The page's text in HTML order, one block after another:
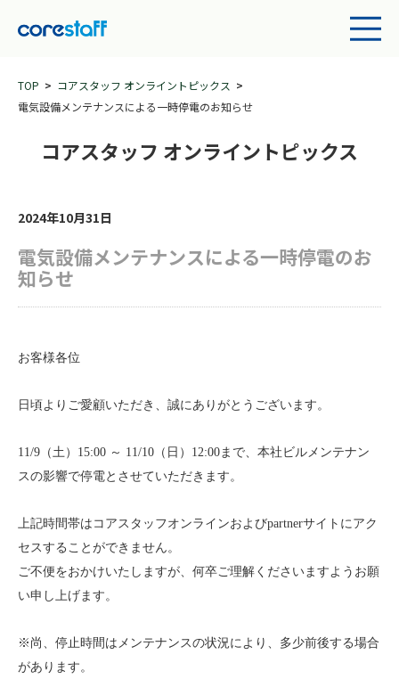
TOP
コアスタッフ オンライントピックス
電気設備メンテナンスによる一時停電のお知らせ
コアスタッフ オンライントピックス
2024年10月31日
電気設備メンテナンスによる一時停電のお
知らせ
お客様各位
日頃よりご愛顧いただき、誠にありがとうございます。
11/9 （土）15:00 ～ 11/10（日）12:00まで、本社ビルメンテナン
スの影響で停電とさせていただきます。
上記時間帯はコアスタッフオンラインおよびpartnerサイトにアク
セスすることができません。
ご不便をおかけいたしますが、何卒ご理解くださいますようお願
い申し上げます。
※ 尚、停止時間はメンテナンスの状況により、多少前後する場合
があります。